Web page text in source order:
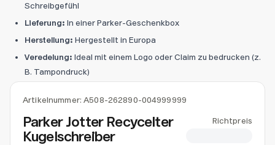
Artikelnummer:A508-262890-004999999
Parker Jotter Recycelter
Kugelschreiber
Richtpreis
Schreibgefühl
Lieferung: In einer Parker-Geschenkbox
Herstellung: Hergestellt in Europa
Veredelung: Ideal mit einem Logo oder Claim zu bedrucken (z.
B. Tampondruck)